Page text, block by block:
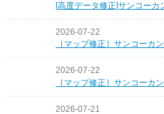
[高度データ修正]サンコーカ
2026-07-22
［マップ修正］サンコーカ
2026-07-22
［マップ修正］サンコーカ
2026-07-21